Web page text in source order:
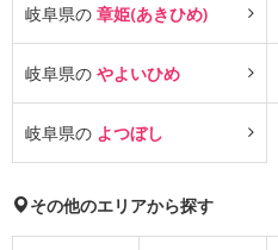
岐阜県の 章姫(あきひめ)
岐阜県の やよいひめ
岐阜県の よつぼし
その他のエリアから探す